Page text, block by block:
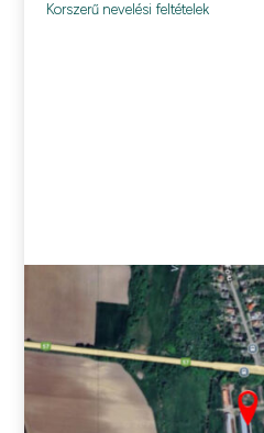
Korszerű nevelési feltételek